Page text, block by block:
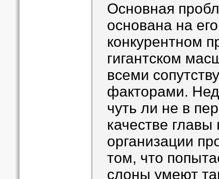
Основная
основана на
конкурентном
гигантском
всеми
факторами.
чуть ли не в
качестве главы
организации
том, что
слоны умеют